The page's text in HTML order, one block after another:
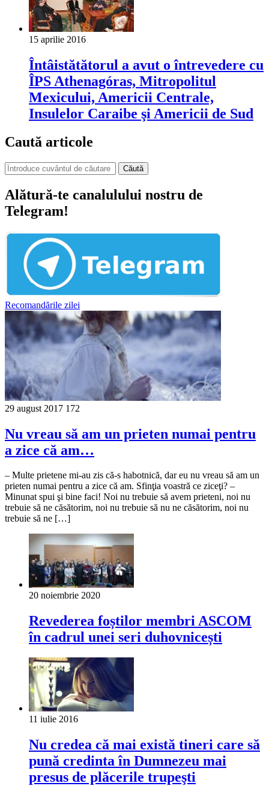
15 aprilie 2016
Întâistătătorul a avut o întrevedere cu
ÎPS Athenagóras, Mitropolitul
Mexicului, Americii Centrale,
Insulelor Caraibe şi Americii de Sud
Caută articole
Căută
Alătură-te canalulului nostru de
Telegram!
Recomandările zilei
29 august 2017 172
Nu vreau să am un prieten numai pentru
a zice că am…
– Multe prietene mi-au zis că-s habotnică, dar eu nu vreau să am un
prieten numai pentru a zice că am. Sfinţia voastră ce ziceţi? –
Minunat spui şi bine faci! Noi nu trebuie să avem prie­teni, noi nu
trebuie să ne căsătorim, noi nu trebuie să nu ne căsătorim, noi nu
trebuie să ne […]
20 noiembrie 2020
Revederea foștilor membri ASCOM
în cadrul unei seri duhovnicești
11 iulie 2016
Nu credea că mai există tineri care să
pună credinta în Dumnezeu mai
presus de plăcerile trupeşti